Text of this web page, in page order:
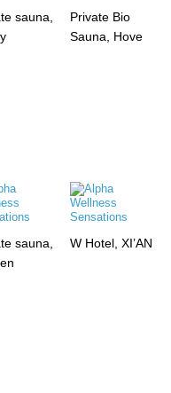
sauna,
Private Bio
Sauna, Hove
sauna,
W Hotel, XI’AN